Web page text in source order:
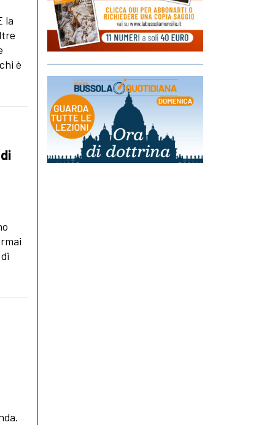
la
è